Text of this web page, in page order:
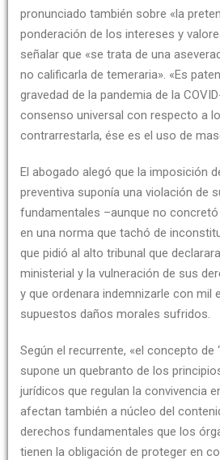
pronunciado también sobre «la
ponderación de los intereses y
señalar que «se trata de una
no calificarla de temeraria». «Es
gravedad de la pandemia de la
consenso universal con respecto a
contrarrestarla, ése es el uso de
El abogado alegó que la imposición
preventiva suponía una violación de
fundamentales –aunque no
en una norma que tachó de
que pidió al alto tribunal que
ministerial y la vulneración de sus
y que ordenara indemnizarle con mil
supuestos daños morales sufridos.
Según el recurrente, «el concepto de
supone un quebranto de los
jurídicos que regulan la convivencia
afectan también a núcleo del
derechos fundamentales que los
tienen la obligación de proteger en